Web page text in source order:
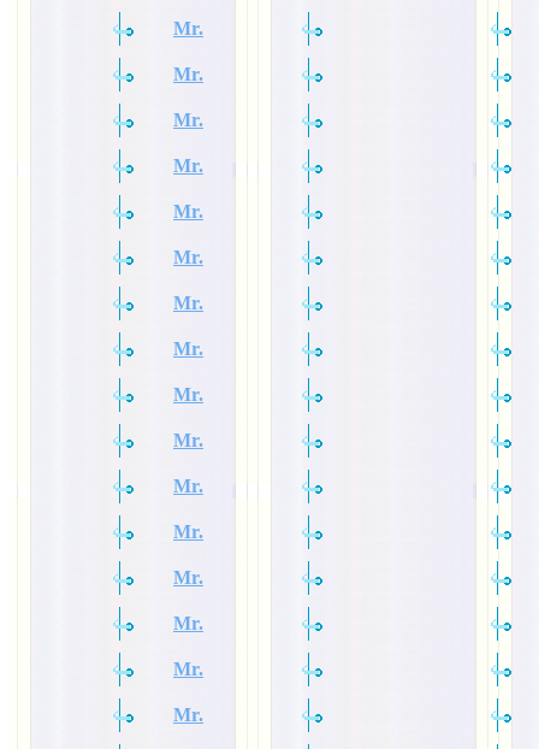
Mr.
Mr.
Mr.
Mr.
Mr.
Mr.
Mr.
Mr.
Mr.
Mr.
Mr.
Mr.
Mr.
Mr.
Mr.
Mr.